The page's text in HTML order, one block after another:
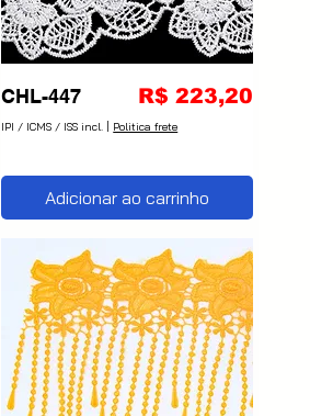
CHL-447 Preço
R$ 223,20
IPI / ICMS / ISS incl. Politica frete
Adicionar ao carrinho